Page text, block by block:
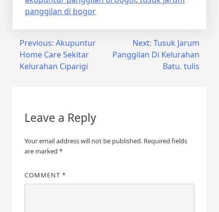
panggilan di bogor
Post
navigation
Previous: Akupuntur
Home Care Sekitar
Kelurahan Ciparigi
Next: Tusuk Jarum
Panggilan Di Kelurahan
Batu. tulis
Leave a Reply
Your email address will not be published. Required fields
are marked *
COMMENT *